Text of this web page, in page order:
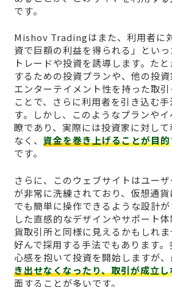
です。
Mishov Tradingはまた、利用者に
資で巨額の利益を得られる」といっ
トレードや投資を誘導します。た
するための投資プランや、他の投
エンターテイメント性を持った取
ことで、さらに利用者を引き込む
す。しかし、このようなプランや
瞭であり、実際には投資家に対し
なく、 資金を巻き上げることが目的
です。
さらに、このウェブサイトはユー
が非常に洗練されており、仮想通
でも簡単に操作できるような設計
した直感的なデザインやサポート
貨取引所と同様に見えるかもしれ
好んで採用する手法でもあります
心感を抱いて投資を開始しますが
き出せなくなったり、取引が成立し
面することが多いです。